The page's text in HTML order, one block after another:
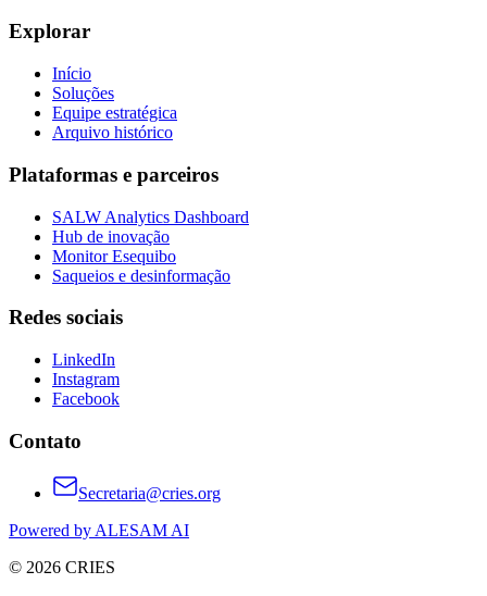
Explorar
Início
Soluções
Equipe estratégica
Arquivo histórico
Plataformas e parceiros
SALW Analytics Dashboard
Hub de inovação
Monitor Esequibo
Saqueios e desinformação
Redes sociais
LinkedIn
Instagram
Facebook
Contato
Secretaria@cries.org
Powered by ALESAM AI
© 2026 CRIES